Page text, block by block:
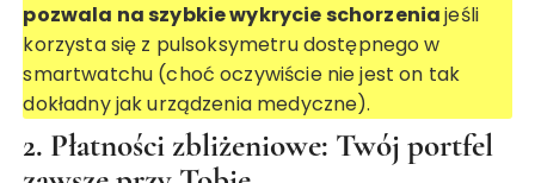
pozwala na szybkie wykrycie schorzeniajeśli
korzysta się z pulsoksymetru dostępnego w
smartwatchu (choć oczywiście nie jest on tak
dokładny jak urządzenia medyczne).
2. Płatności zbliżeniowe: Twój portfel